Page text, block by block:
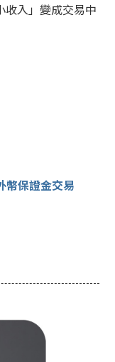
收入」變成交易中
幣保證金交易